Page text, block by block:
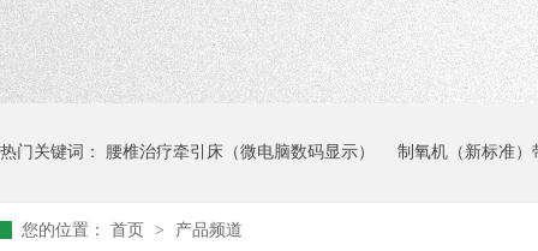
热门关键词： 腰椎治疗牵引床（微电脑数码显示） 制氧机（新标准）
您的位置： 首页 > 产品频道